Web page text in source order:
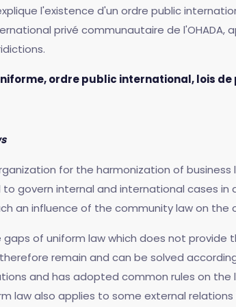
l'existence d'un ordre public
privé communautaire de
ordre public international, lois
for the harmonization of
to govern internal and international cases
an influence of the community law on the
of uniform law which does not
remain and can be solved
and has adopted common rules on
law also applies to some external